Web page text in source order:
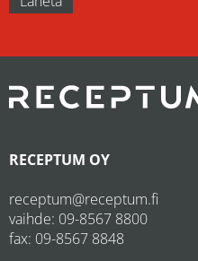
RECEPTUM OY
receptum@receptum.fi
vaihde: 09-8567 8800
fax: 09-8567 8848